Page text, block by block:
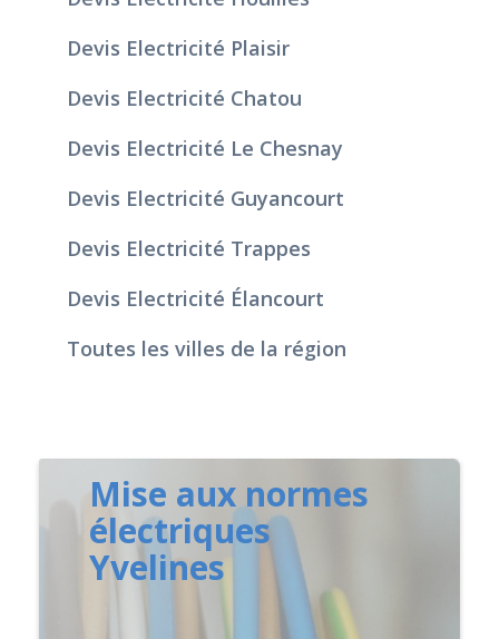
Devis Electricité Plaisir
Devis Electricité Chatou
Devis Electricité Le Chesnay
Devis Electricité Guyancourt
Devis Electricité Trappes
Devis Electricité Élancourt
Toutes les villes de la région
Mise aux normes
électriques
Yvelines